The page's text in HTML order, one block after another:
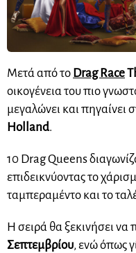
Μετά από το Drag Race
οικογένεια του πιο
μεγαλώνει και πηγαίνει
Holland.
10 Drag Queens
επιδεικνύοντας το
ταμπεραμέντο και το
Η σειρά θα ξεκινήσει να
Σεπτεμβρίου, ενώ όπως